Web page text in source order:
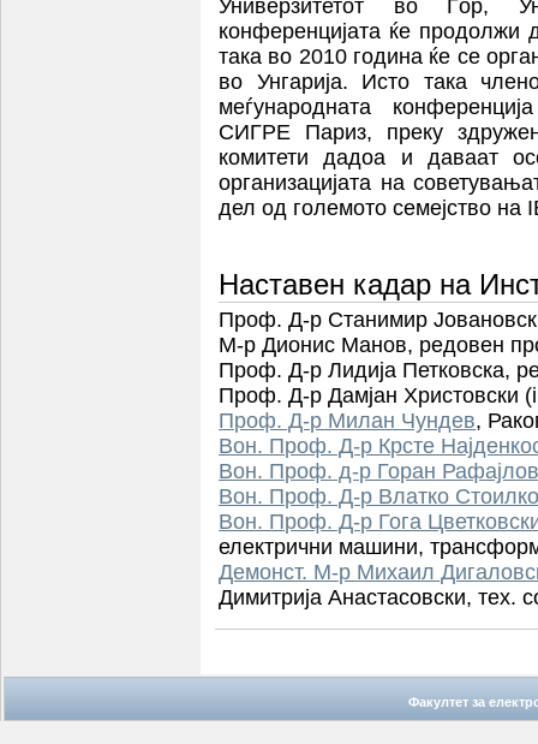
Универзитетот во Ѓор,
конференцијата ќе продолжи
така во 2010 година ќе се
во Унгарија. Исто така
меѓународната
СИГРЕ Париз, преку
комитети дадоа и даваат
организацијата на
дел од големото семејство на
Наставен кадар на
Проф. Д-р Станимир
М-р Дионис Манов, редовен
Проф. Д-р Лидија Петковска,
Проф. Д-р Дамјан Христовски
Проф. Д-р Милан Чундев,
Вон. Проф. Д-р Крсте
Вон. Проф. д-р Горан
Вон. Проф. Д-р Влатко
Вон. Проф. Д-р Гога
електрични машини,
Демонст. М-р Михаил
Димитрија Анастасовски,тех.
Факултет за